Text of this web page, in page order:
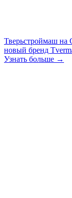
Тверьстроймаш на
новый бренд
Узнать больше →